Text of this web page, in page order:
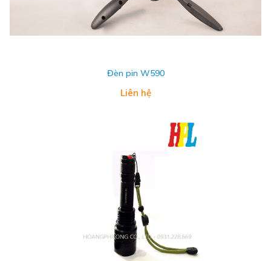
Đèn pin W590
Liên hệ